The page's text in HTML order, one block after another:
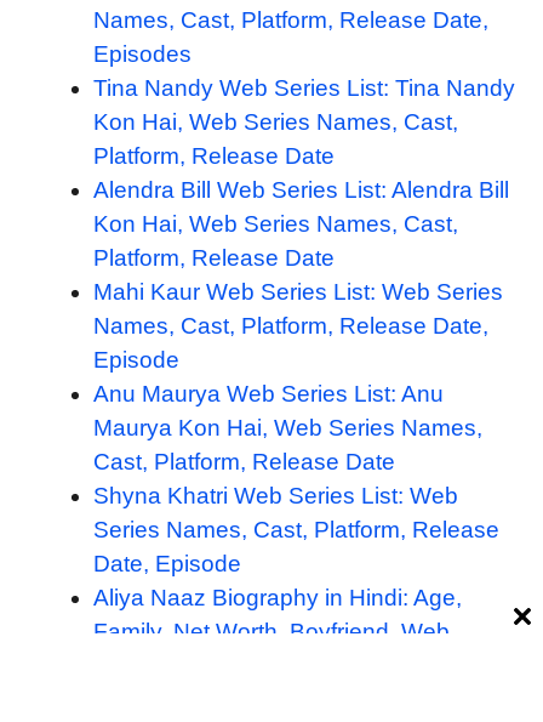
Names, Cast, Platform, Release Date,
Episodes
Tina Nandy Web Series List: Tina Nandy
Kon Hai, Web Series Names, Cast,
Platform, Release Date
Alendra Bill Web Series List: Alendra Bill
Kon Hai, Web Series Names, Cast,
Platform, Release Date
Mahi Kaur Web Series List: Web Series
Names, Cast, Platform, Release Date,
Episode
Anu Maurya Web Series List: Anu
Maurya Kon Hai, Web Series Names,
Cast, Platform, Release Date
Shyna Khatri Web Series List: Web
Series Names, Cast, Platform, Release
Date, Episode
Aliya Naaz Biography in Hindi: Age,
Family, Net Worth, Boyfriend, Web